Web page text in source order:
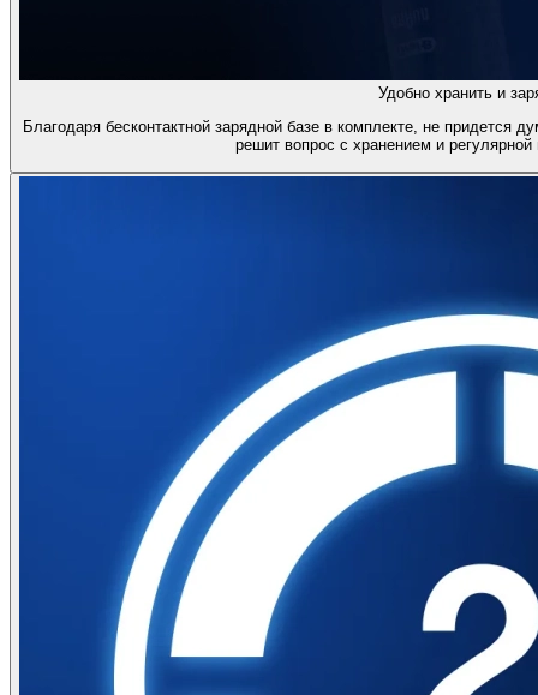
Удобно хранить и
Благодаря бесконтактной зарядной базе в комплекте, не придется
решит вопрос с хранением и